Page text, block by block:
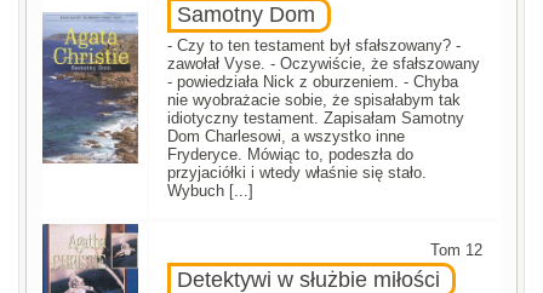
Samotny Dom
- Czy to ten testament był sfałszowany? -
zawołał Vyse. - Oczywiście, że sfałszowany
- powiedziała Nick z oburzeniem. - Chyba
nie wyobrażacie sobie, że spisałabym tak
idiotyczny testament. Zapisałam Samotny
Dom Charlesowi, a wszystko inne
Fryderyce. Mówiąc to, podeszła do
przyjaciółki i wtedy właśnie się stało.
Wybuch [...]
Tom 12
Detektywi w służbie miłości